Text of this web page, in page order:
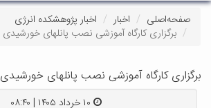
صفحه‌اصلی اخبار
اخبار پژوهشکده انرژی
برگزاری کارگاه آموزشی نصب پانلهای خورشیدی
برگزاری کارگاه آموزشی نصب پانلهای خورشیدی